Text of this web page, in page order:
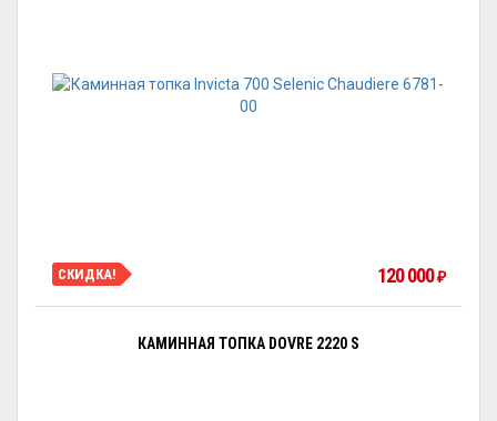
СКИДКА! 120 000 ₽
КАМИННАЯ ТОПКА DOVRE 2220 S